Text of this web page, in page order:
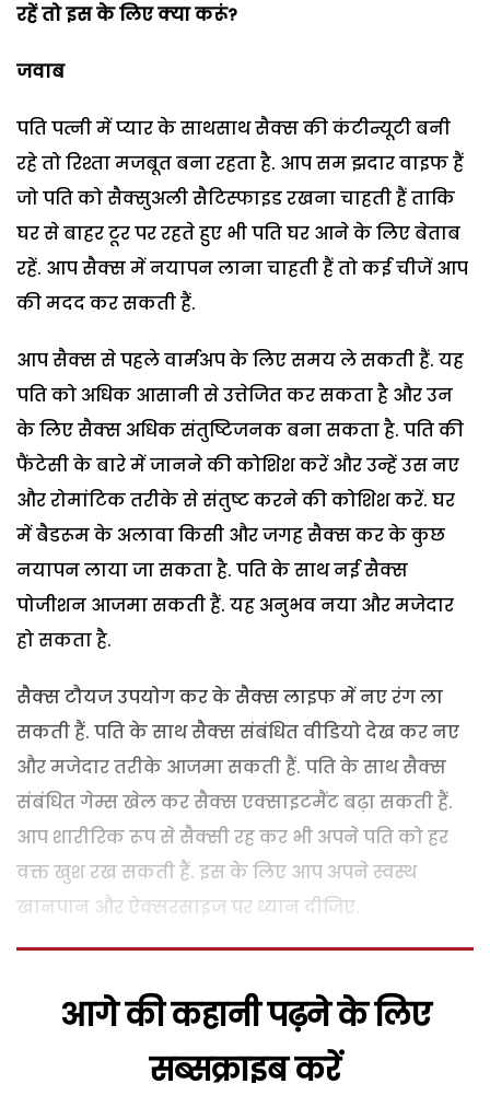
रहें तो इस के लिए क्या करूं?
जवाब
पति पत्नी में प्यार के साथसाथ सैक्स की कंटीन्यूटी बनी
रहे तो रिश्ता मजबूत बना रहता है. आप सम झदार वाइफ हैं
जो पति को सैक्सुअली सैटिस्फाइड रखना चाहती हैं ताकि
घर से बाहर टूर पर रहते हुए भी पति घर आने के लिए बेताब
रहें. आप सैक्स में नयापन लाना चाहती हैं तो कई चीजें आप
की मदद कर सकती हैं.
आप सैक्स से पहले वार्मअप के लिए समय ले सकती हैं. यह
पति को अधिक आसानी से उत्तेजित कर सकता है और उन
के लिए सैक्स अधिक संतुष्टिजनक बना सकता है. पति की
फैंटेसी के बारे में जानने की कोशिश करें और उन्हें उस नए
और रोमांटिक तरीके से संतुष्ट करने की कोशिश करें. घर
में बैडरूम के अलावा किसी और जगह सैक्स कर के कुछ
नयापन लाया जा सकता है. पति के साथ नई सैक्स
पोजीशन आजमा सकती हैं. यह अनुभव नया और मजेदार
हो सकता है.
सैक्स टौयज उपयोग कर के सैक्स लाइफ में नए रंग ला
सकती हैं. पति के साथ सैक्स संबंधित वीडियो देख कर नए
और मजेदार तरीके आजमा सकती हैं. पति के साथ सैक्स
संबंधित गेम्स खेल कर सैक्स एक्साइटमैंट बढ़ा सकती हैं.
आप शारीरिक रूप से सैक्सी रह कर भी अपने पति को हर
वक्त खुश रख सकती हैं. इस के लिए आप अपने स्वस्थ
खानपान और ऐक्सरसाइज पर ध्यान दीजिए.
आगे की कहानी पढ़ने के लिए
सब्सक्राइब करें